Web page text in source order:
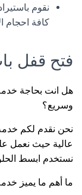
نقوم
كافة احجام
فتح قفل
هل انت بحاجة
وسريع؟
نحن نقدم لكم
عالية حيث نعمل
نستخدم ابسط
ما أهم ما يميز